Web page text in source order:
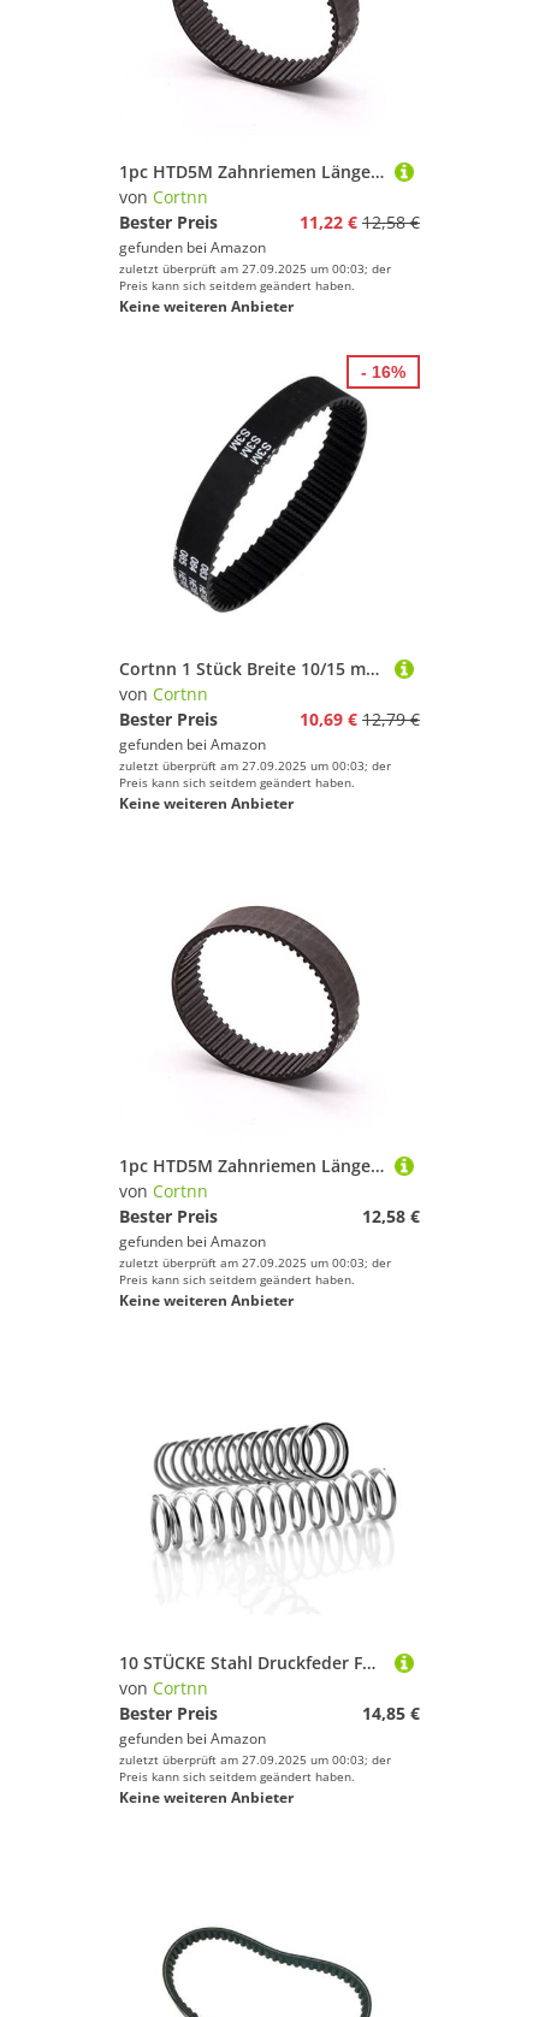
1pc HTD5M Zahnriemen Länge 350 365 370 375 380 385mm Breite 10/12/15/20/25/30mm HTD 5M Closed Loop Synchron Gürtel(5M-365mm(73 Teeth),12mm)
von Cortnn
Bester Preis
11,22 € 12,58 €
gefunden bei Amazon
zuletzt überprüft am 27.09.2025 um 00:03; der
Preis kann sich seitdem geändert haben.
Keine weiteren Anbieter
Cortnn 1 Stück Breite 10/15 mm S3M Zahnriemen aus Gummi mit Zahnbogenteilung 3 mm Länge 123/129/138/144/150/159/162/171/177/180 mm Synchronriemen(S3M-150mm,1pc 10mm)
von Cortnn
Bester Preis
10,69 € 12,79 €
gefunden bei Amazon
zuletzt überprüft am 27.09.2025 um 00:03; der
Preis kann sich seitdem geändert haben.
Keine weiteren Anbieter
- 16%
1pc HTD5M Zahnriemen Länge 350 365 370 375 380 385mm Breite 10/12/15/20/25/30mm HTD 5M Closed Loop Synchron Gürtel(5M-370mm(74Teeth),18mm)
von Cortnn
Bester Preis
12,58 €
gefunden bei Amazon
zuletzt überprüft am 27.09.2025 um 00:03; der
Preis kann sich seitdem geändert haben.
Keine weiteren Anbieter
10 STÜCKE Stahl Druckfeder Federdraht Durchmesser 0,6 mm Außendurchmesser 6 mm Länge 5-50 mm(0.6x6x20mm)
von Cortnn
Bester Preis
14,85 €
gefunden bei Amazon
zuletzt überprüft am 27.09.2025 um 00:03; der
Preis kann sich seitdem geändert haben.
Keine weiteren Anbieter